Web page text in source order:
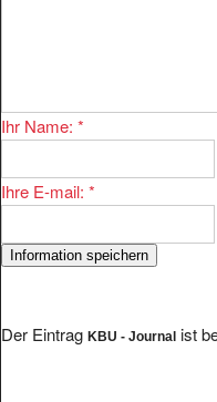
Ihr Name: *
Ihre E-mail: *
Der Eintrag KBU - Journal ist